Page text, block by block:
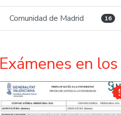
Comunidad de Madrid 16
Exámenes en